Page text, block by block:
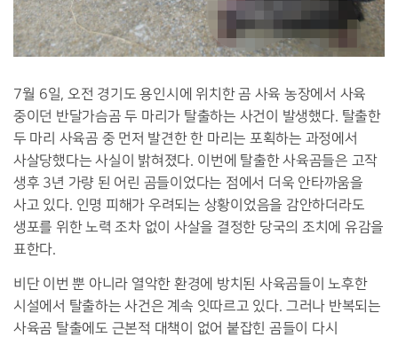
7월 6일,오전 경기도 용인시에 위치한 곰 사육 농장에서 사육
중이던 반달가슴곰 두 마리가 탈출하는 사건이 발생했다. 탈출한
두 마리 사육곰 중 먼저 발견한 한 마리는 포획하는 과정에서
사살당했다는 사실이 밝혀졌다. 이번에 탈출한 사육곰들은 고작
생후 3년 가량 된 어린 곰들이었다는 점에서 더욱 안타까움을
사고 있다. 인명 피해가 우려되는 상황이었음을 감안하더라도
생포를 위한 노력 조차 없이 사살을 결정한 당국의 조치에 유감을
표한다.
비단 이번 뿐 아니라 열악한 환경에 방치된 사육곰들이 노후한
시설에서 탈출하는 사건은 계속 잇따르고 있다. 그러나 반복되는
사육곰 탈출에도 근본적 대책이 없어 붙잡힌 곰들이 다시